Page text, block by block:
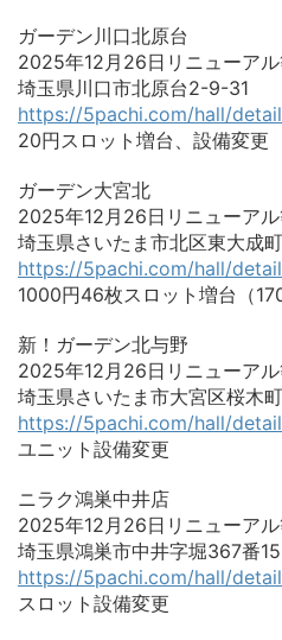
ガーデン川口北原台
2025年12月26日リニューア
埼玉県川口市北原台2-9-31
https://5pachi.com/hall/
20円スロット増台、設備変更
ガーデン大宮北
2025年12月26日リニューア
埼玉県さいたま市北区東大成
https://5pachi.com/hall/
1000円46枚スロット増台（
新！ガーデン北与野
2025年12月26日リニューア
埼玉県さいたま市大宮区桜木
https://5pachi.com/hall/
ユニット設備変更
ニラク鴻巣中井店
2025年12月26日リニューア
埼玉県鴻巣市中井字堀367番15
https://5pachi.com/hall/
スロット設備変更